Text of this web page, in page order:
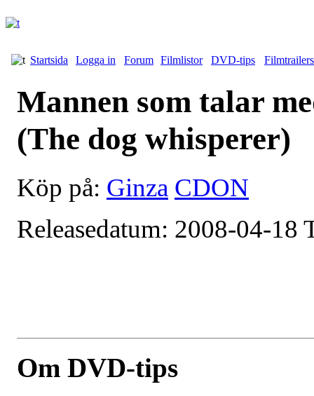
Startsida Logga in Forum Filmlistor DVD-tips Filmtrailers
Mannen som talar
(The dog whisperer)
Köp på: Ginza CDON
Releasedatum: 2008-04-18
Om DVD-tips